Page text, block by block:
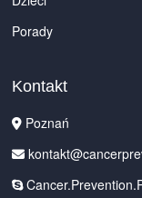
Porady
Kontakt
Poznań